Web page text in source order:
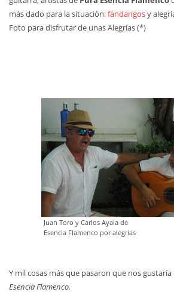
más dado para la situación:fandangosy
Foto para disfrutar de unas Alegrías (*)
Juan Toro y Carlos Ayala
Esencia Flamenco por alegrias
Y mil cosas más que pasaron que nos
Esencia Flamenco.